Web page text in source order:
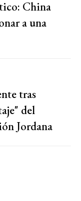
China
a una
tras
del
Jordana